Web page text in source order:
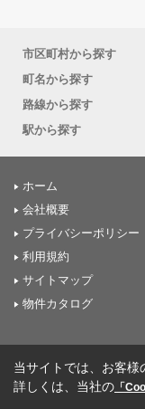
市区町村から探す
町名から探す
路線から探す
駅から探す
ホーム
会社概要
プライバシーポリシー
利用規約
サイトマップ
物件カタログ
当サイトでは、お客
詳しくは、当社の 「